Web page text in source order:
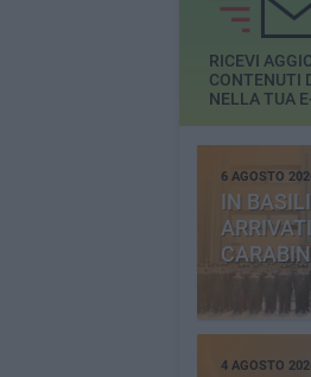
RICEVI
CONTENUTI
NELLA TUA
6 AGOSTO
IN
4 AGOSTO